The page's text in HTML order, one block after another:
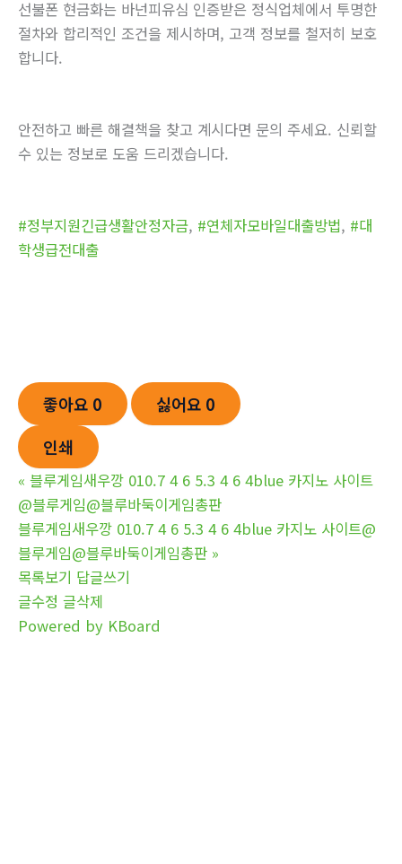
선불폰 현금화는 바넌피유심 인증받은 정식업체에서 투명한
절차와 합리적인 조건을 제시하며, 고객 정보를 철저히 보호
합니다.
안전하고 빠른 해결책을 찾고 계시다면 문의 주세요. 신뢰할
수 있는 정보로 도움 드리겠습니다.
#정부지원긴급생활안정자금, #연체자모바일대출방법, #대
학생급전대출
좋아요 0 싫어요 0
인쇄
« 블루게임새우깡 010.7 4 6 5.3 4 6 4blue 카지노 사이트
@블루게임@블루바둑이게임총판
블루게임새우깡 010.7 4 6 5.3 4 6 4blue 카지노 사이트@
블루게임@블루바둑이게임총판 »
목록보기 답글쓰기
글수정 글삭제
Powered by KBoard